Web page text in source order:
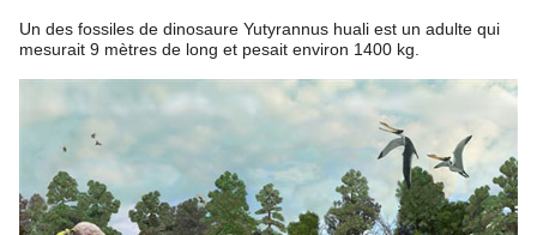
Un des fossiles de dinosaure Yutyrannus huali est un adulte qui
mesurait 9 mètres de long et pesait environ 1400 kg.